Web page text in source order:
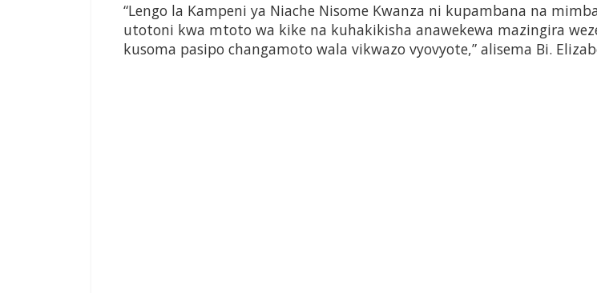
“Lengo la Kampeni ya Niache Nisome Kwanza ni kupambana na
utotoni kwa mtoto wa kike na kuhakikisha anawekewa mazingira
kusoma pasipo changamoto wala vikwazo vyovyote,” alisema Bi.